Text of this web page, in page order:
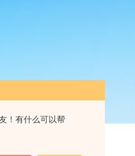
！有什么可以帮